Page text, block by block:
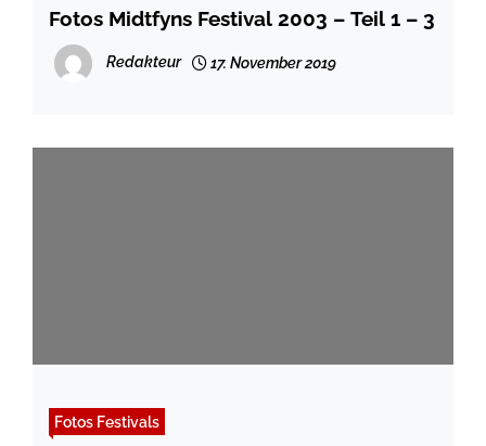
Fotos Midtfyns Festival 2003 – Teil 1 – 3
Redakteur 17. November 2019
Fotos Festivals